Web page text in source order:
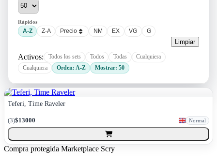
Rápidos
A-Z Z-A Precio NM EX VG G
Limpiar
Activos: Todos los sets Todos Todas
Cualquiera
Cualquiera
Orden: A-Z Mostrar: 50
Teferi, Time Raveler
(3)$13000 Normal
Compra protegida Marketplace Scry